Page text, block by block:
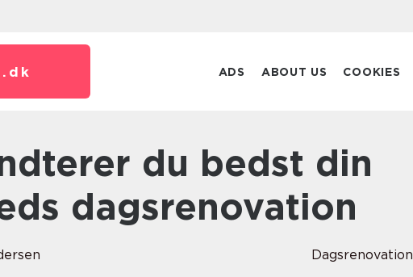
dk ADS ABOUT US COOKIES
dagsrenovation
Dagsrenovation